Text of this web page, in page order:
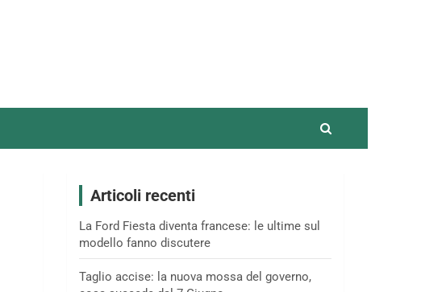
Articoli recenti
La Ford Fiesta diventa francese: le ultime sul
modello fanno discutere
Taglio accise: la nuova mossa del governo,